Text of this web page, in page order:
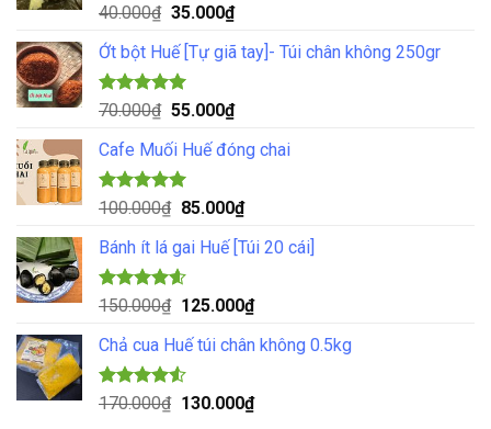
Được xếp
4.33
5 sao
40.000₫ Giá
là:
40.000₫.
35.000₫Giá
tại
35.000₫.
Ớt bột Huế [Tự giã tay]- Túi chân không 250gr
Được xếp
5.00
5 sao
70.000₫ Giá
là:
70.000₫.
55.000₫Giá
tại
55.000₫.
Cafe Muối Huế đóng chai
Được xếp
5.00
5 sao
100.000₫ Giá
là:
100.000₫.
85.000₫Giá
tại
85.000₫.
Bánh ít lá gai Huế [Túi 20 cái]
Được xếp
4.57
5 sao
150.000₫ Giá
là:
150.000₫.
125.000₫Giá
tại
125.000₫.
Chả cua Huế túi chân không 0.5kg
Được xếp
4.50
170.000₫ Giá
130.000₫Giá